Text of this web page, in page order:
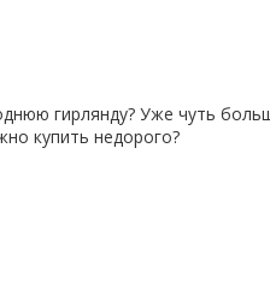
гирлянду? Уже чуть
купить недорого?